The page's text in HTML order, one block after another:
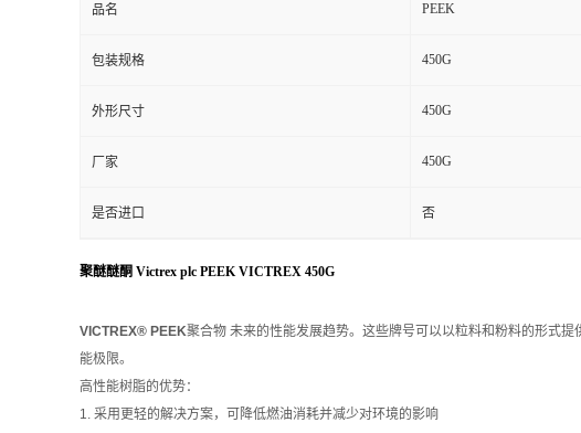
品名 PEEK
包装规格 450G
外形尺寸 450G
厂家 450G
是否进口 否
聚醚醚酮 Victrex plc PEEK VICTREX 450G
VICTREX® PEEK聚合物 未来的性能发展趋势。这些牌号可以以粒料和粉料的形式
能极限。
高性能树脂的优势：
1. 采用更轻的解决方案，可降低燃油消耗并减少对环境的影响